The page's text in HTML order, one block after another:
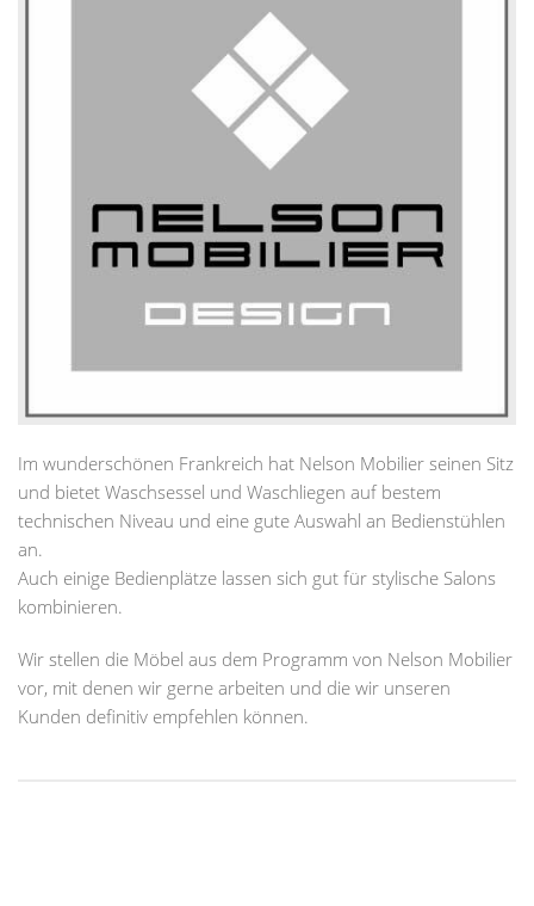
Im wunderschönen Frankreich hat Nelson Mobilier seinen Sitz
und bietet Waschsessel und Waschliegen auf bestem
technischen Niveau und eine gute Auswahl an Bedienstühlen
an.
Auch einige Bedienplätze lassen sich gut für stylische Salons
kombinieren.
Wir stellen die Möbel aus dem Programm von Nelson Mobilier
vor, mit denen wir gerne arbeiten und die wir unseren
Kunden definitiv empfehlen können.